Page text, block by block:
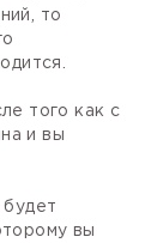
то
того как с
и вы
вы